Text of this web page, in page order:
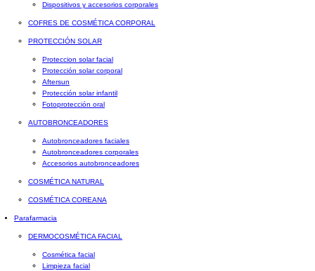
Dispositivos y accesorios corporales
COFRES DE COSMÉTICA CORPORAL
PROTECCIÓN SOLAR
Proteccion solar facial
Protección solar corporal
Aftersun
Protección solar infantil
Fotoprotección oral
AUTOBRONCEADORES
Autobronceadores faciales
Autobronceadores corporales
Accesorios autobronceadores
COSMÉTICA NATURAL
COSMÉTICA COREANA
Parafarmacia
DERMOCOSMÉTICA FACIAL
Cosmética facial
Limpieza facial